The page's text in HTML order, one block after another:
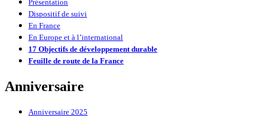
Présentation
Dispositif de suivi
En France
En Europe et à l’international
17 Objectifs de développement durable
Feuille de route de la France
Anniversaire
Anniversaire 2025